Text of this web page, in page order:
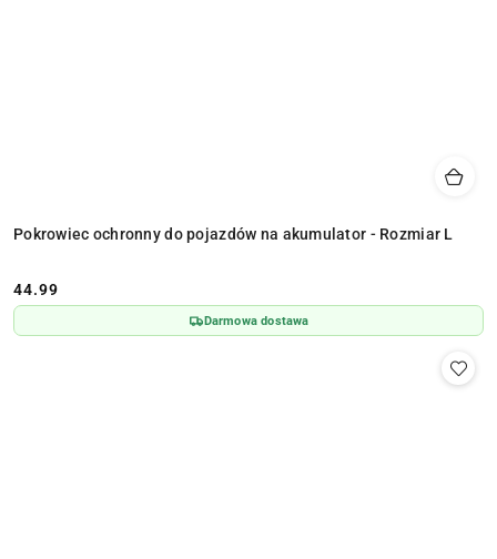
Pokrowiec ochronny do pojazdów na akumulator - Rozmiar L
Cena:
44.99
Darmowa dostawa